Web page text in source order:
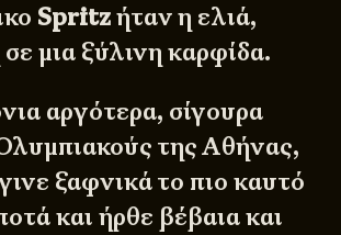
Spritzήταν η ελιά,
μια ξύλινη καρφίδα.
αργότερα, σίγουρα
της Αθήνας,
ξαφνικά το πιο καυτό
και ήρθε βέβαια και